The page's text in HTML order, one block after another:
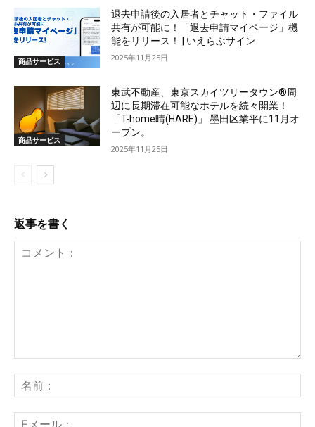
商品サービス
退去申請後の入居者とチャット・ファイル
共有が可能に！「退去申請マイページ」機
能をリリース！ | いえらぶサイン
2025年11月25日
商品サービス
東武不動産、東京スカイツリータウン®周
辺に長期滞在可能なホテルを続々開業！
「T-home晴(HARE)」 墨田区業平に11月オ
ープン。
2025年11月25日
返事を書く
ン
ト：
前